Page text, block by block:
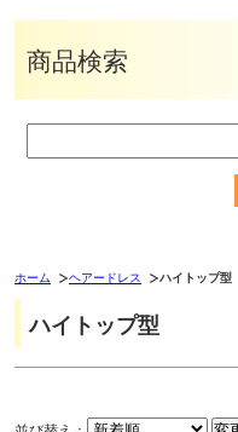
商品検索
ホーム ヘアードレス ハイトップ型
ハイトップ型